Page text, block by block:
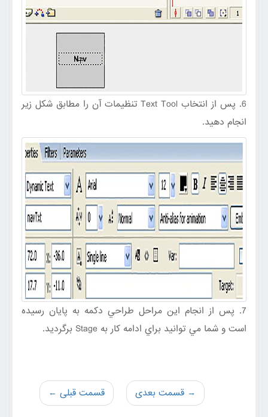
6. پس از انتخاب Text Tool تنظيمات آن را مطابق شکل زير
انجام دهيد.
7. پس از انجام اين مراحل طراحي دکمه به پايان رسيده
است و شما مي توانيد براي ادامه کار به Stage برگرديد.
قسمت قبلی ← → قسمت بعدی